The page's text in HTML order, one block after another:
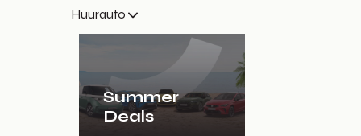
Huurauto
Summer
Deals